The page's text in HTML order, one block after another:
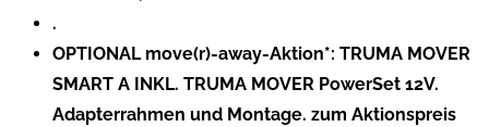
.
OPTIONAL move(r)-away-Aktion*: TRUMA MOVER
SMART A INKL. TRUMA MOVER PowerSet 12V.
Adapterrahmen und Montage. zum Aktionspreis